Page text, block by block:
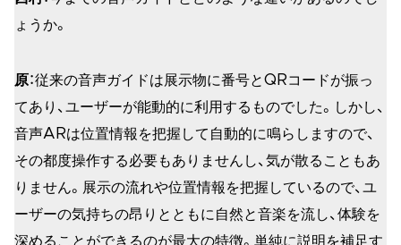
ょうか。
原：従来の音声ガイドは展示物に番号とQRコードが振っ
てあり、ユーザーが能動的に利用するものでした。しかし、
音声ARは位置情報を把握して自動的に鳴らしますので、
その都度操作する必要もありませんし、気が散ることもあ
りません。展示の流れや位置情報を把握しているので、ユ
ーザーの気持ちの昂りとともに自然と音楽を流し、体験を
深めることができるのが最大の特徴。単純に説明を補足す